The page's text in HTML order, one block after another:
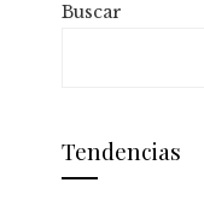
Buscar
Tendencias